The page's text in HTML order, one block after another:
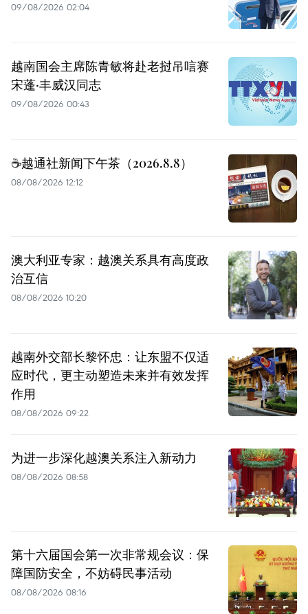
09/08/2026 02:04
越南国会主席陈青敏将赴老挝吊唁赛
宋蓬·丰威汉同志
09/08/2026 00:43
☕️越通社新闻下午茶（2026.8.8）
08/08/2026 12:12
澳大利亚专家：越澳关系具有高度政
治互信
08/08/2026 10:20
越南外交部长黎怀忠：让东盟不仅适
应时代，更主动塑造未来并有效发挥
作用
08/08/2026 09:22
为进一步深化越澳关系注入新动力
08/08/2026 08:58
第十六届国会第一次非常规会议：保
障国防安全，不妨碍民事活动
08/08/2026 08:16